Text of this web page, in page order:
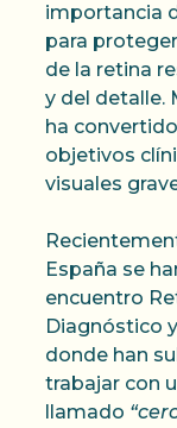
importancia
para
de la retina
y del detalle.
ha
objetivos
visuales
España se
encuentro
Diagnóstico
donde han
trabajar con
llamado